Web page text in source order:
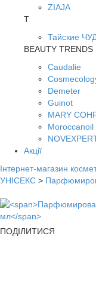
ZIAJA
Т
Тайские
BEAUTY TRENDS
Caudalie
Demeter
Guinot
MARY
Moroccanoil
Акції
Інтернет-магазин
УНІСЕКС >
ПОДІЛИТИСЯ